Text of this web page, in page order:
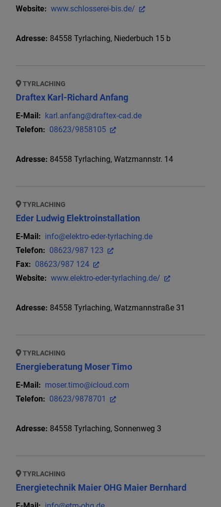
Website: www.schlosserei-bis.de/
Adresse: 84558 Tyrlaching, Niederbuch 15 b
TYRLACHING
Draftex Karl-Richard Anfang
E-Mail: karl.anfang@draftex-cad.de
Telefon: 08623/9858105
Adresse: 84558 Tyrlaching, Watzmannstr. 14
TYRLACHING
Eder Ludwig Elektroinstallation
E-Mail: info@elektro-eder-tyrlaching.de
Telefon: 08623/987 123
Fax: 08623/987 124
Website: www.elektro-eder-tyrlaching.de/
Adresse: 84558 Tyrlaching, Watzmannstraße 31
TYRLACHING
Energieberatung Moser Timo
E-Mail: moser.timo@icloud.com
Telefon: 08623/9878701
Adresse: 84558 Tyrlaching, Sonnenweg 3
TYRLACHING
Energietechnik Maier OHG Maier Bernhard